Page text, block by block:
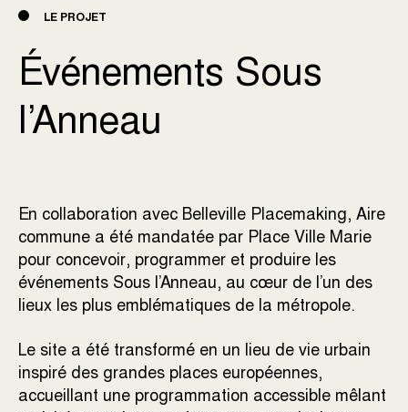
LE PROJET
Événements Sous
l’Anneau
En collaboration avec Belleville Placemaking, Aire
commune a été mandatée par Place Ville Marie
pour concevoir, programmer et produire les
événements Sous l’Anneau, au cœur de l’un des
lieux les plus emblématiques de la métropole.
Le site a été transformé en un lieu de vie urbain
inspiré des grandes places européennes,
accueillant une programmation accessible mêlant